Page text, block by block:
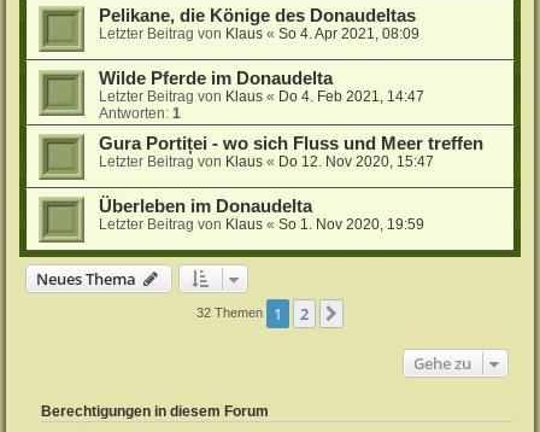
Pelikane, die Könige des Donaudeltas
Letzter Beitrag von Klaus « So 4. Apr 2021, 08:09
Wilde Pferde im Donaudelta
Letzter Beitrag von Klaus « Do 4. Feb 2021, 14:47
Antworten: 1
Gura Portiței - wo sich Fluss und Meer treffen
Letzter Beitrag von Klaus « Do 12. Nov 2020, 15:47
Überleben im Donaudelta
Letzter Beitrag von Klaus « So 1. Nov 2020, 19:59
Neues Thema
32 Themen 1 2
Gehe zu
Berechtigungen in diesem Forum